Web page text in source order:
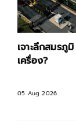
เจาะลึกสมรภู
เครื่อง?
05 Aug 2026